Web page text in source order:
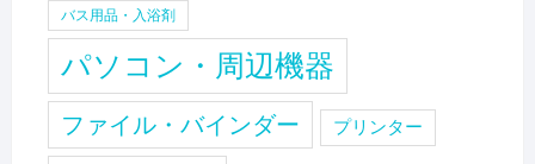
バス用品・入浴剤
パソコン・周辺機器
ファイル・バインダー プリンター